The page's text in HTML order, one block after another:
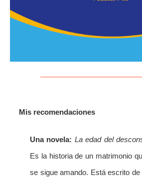
Mis recomendaciones
Una novela: La edad del
Es la historia de un matrimonio
se sigue amando. Está escrito